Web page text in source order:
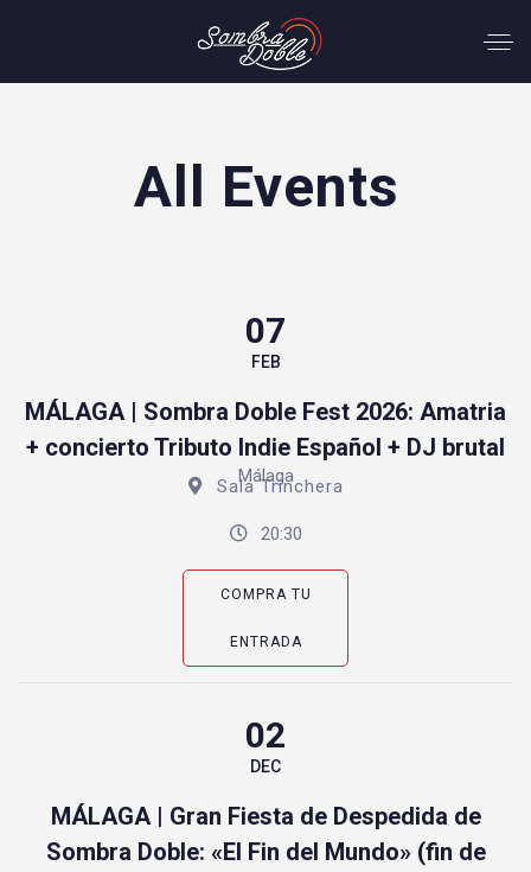
All Events
07
FEB
MÁLAGA | Sombra Doble Fest 2026: Amatria
+ concierto Tributo Indie Español + DJ brutal
Málaga
Sala Trinchera
20:30
COMPRA TU
ENTRADA
02
DEC
MÁLAGA | Gran Fiesta de Despedida de
Sombra Doble: «El Fin del Mundo» (fin de